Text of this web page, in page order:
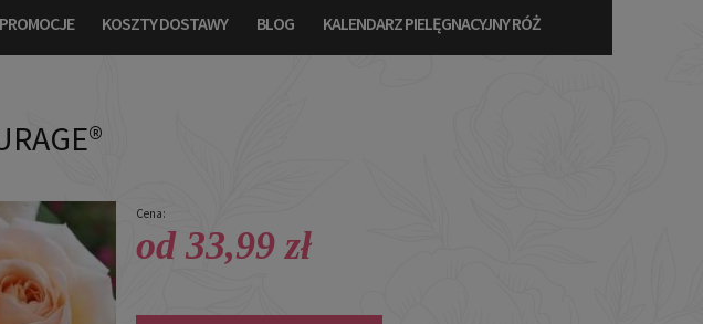
KOSZTY DOSTAWY BLOG KALENDARZ PIELĘGNACYJNY RÓŻ
Cena:
od 33,99 zł